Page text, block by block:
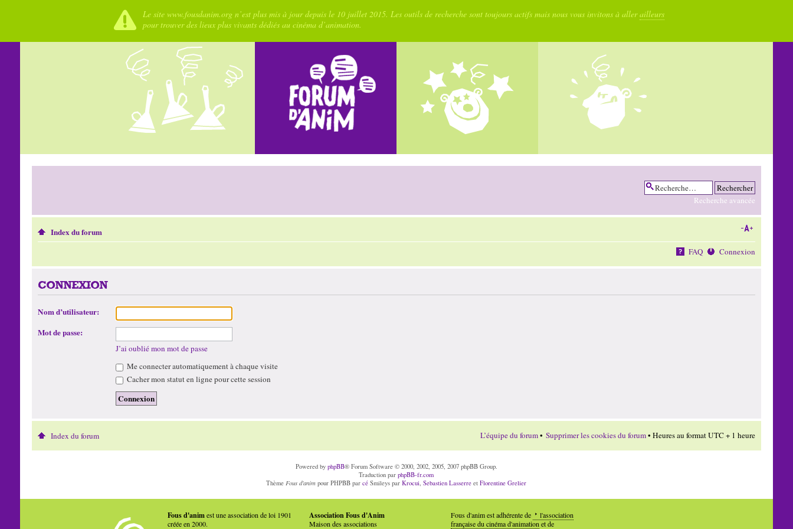
Le site www.fousdanim.org n’est plus mis à jour depuis le 10 juillet 2015. Les outils de recherche sont toujours actifs mais nous vous invitons à allerailleurs
pour trouver des lieux plus vivants dédiés au cinéma d’animation.
Recherche avancée
Index du forum
FAQ Connexion
CONNEXION
Nom d’utilisateur:
Mot de passe:
J’ai oublié mon mot de passe
Me connecter automatiquement à chaque visite
Cacher mon statut en ligne pour cette session
Index du forum L’équipe du forum• Supprimer les cookies du forum• Heures au format UTC + 1 heure
Powered by phpBB® Forum Software © 2000, 2002, 2005, 2007 phpBB Group.
Traduction parphpBB-fr.com
Thème Fous d'anim pour PHPBB parcé Smileys parKrocui ,Sebastien Lasserre etFlorentine Grelier
Fous d'animest une association de loi 1901
créée en 2000.
Association Fous d'Anim
Maison des associations
Fous d'anim est adhérente de
l'association
française du cinéma d'animation et de